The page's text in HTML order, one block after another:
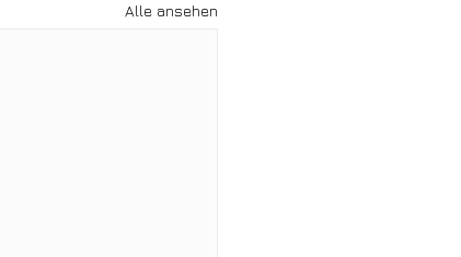
Alle ansehen